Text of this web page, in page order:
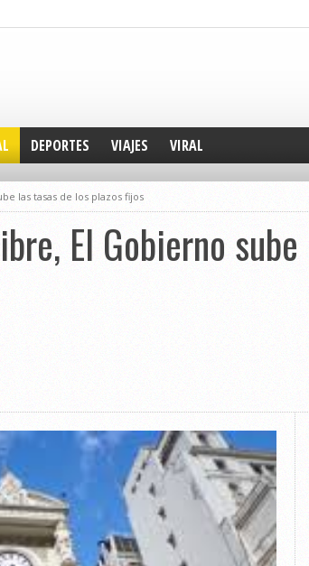
DEPORTES VIAJES VIRAL
las tasas de los plazos fijos
El Gobierno